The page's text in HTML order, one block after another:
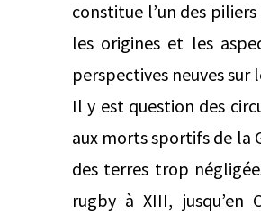
constitue l’un des
les origines et les
perspectives neuves sur
Il y est question des
aux morts sportifs de la
des terres trop
rugby à XIII, jusqu’en